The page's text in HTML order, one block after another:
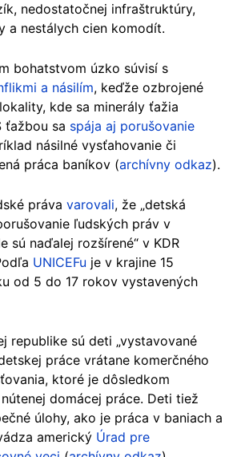
nedostatočnej infraštruktúry,
a nestálych cien komodít.
bohatstvom úzko súvisí s
a násilím, keďže ozbrojené
kde sa minerály ťažia
ťažbou sa spája aj porušovanie
násilné vysťahovanie či
práca baníkov (archívny odkaz).
práva varovali, že „detská
ľudských práv v
sú naďalej rozšírené“ v KDR
UNICEFu je v krajine 15
od 5 do 17 rokov vystavených
republike sú deti „vystavované
práce vrátane komerčného
ktoré je dôsledkom
domácej práce. Deti tiež
úlohy, ako je práca v baniach a
americký Úrad pre